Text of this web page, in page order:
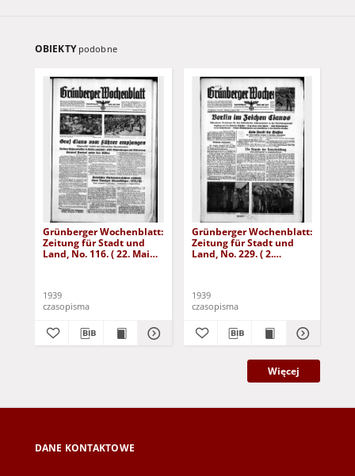
OBIEKTY podobne
Grünberger Wochenblatt:
Zeitung für Stadt und
Land, No. 116. ( 22. Mai
1939
czasopisma
Grünberger Wochenblatt:
Zeitung für Stadt und
Land, No. 229. ( 2.
1939
czasopisma
Więcej
DANE KONTAKTOWE